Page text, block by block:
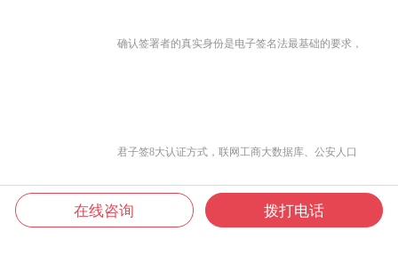
确认签署者的真实身份是电子签名法最基础的要求，
君子签8大认证方式，联网工商大数据库、公安人口
在线咨询 拨打电话